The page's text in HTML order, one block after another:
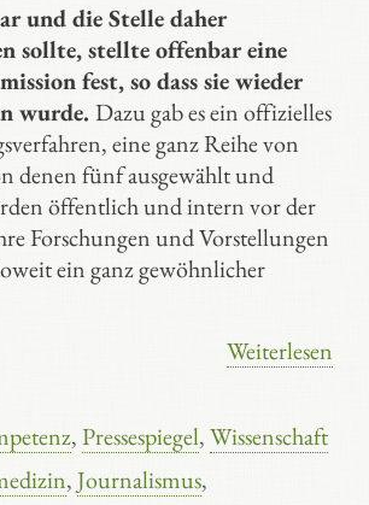
und die Stelle daher
sollte, stellte offenbar eine
fest, so dass sie wieder
wurde. Dazu gab es ein offizielles
eine ganz Reihe von
denen fünf ausgewählt und
öffentlich und intern vor der
Forschungen und Vorstellungen
ein ganz gewöhnlicher
Weiterlesen
,Pressespiegel,Wissenschaft
,Journalismus,